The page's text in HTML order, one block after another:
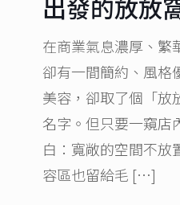
在商業氣息濃厚、繁
卻有一間簡約、風格
美容，卻取了個「放
名字。但只要一窺店
白：寬敞的空間不放
容區也留給毛 […]